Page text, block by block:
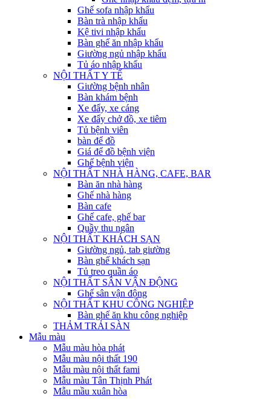
Ghế sofa nhập khẩu
Bàn trà nhập khẩu
Kệ tivi nhập khẩu
Bàn ghế ăn nhập khẩu
Giường ngủ nhập khẩu
Tủ áo nhập khẩu
NỘI THẤT Y TẾ
Giường bệnh nhân
Bàn khám bệnh
Xe đẩy, xe cáng
Xe đẩy chở đồ, xe tiêm
Tủ bệnh viên
bàn để đồ
Giá để đồ bệnh viện
Ghế bệnh viện
NỘI THẤT NHÀ HÀNG, CAFE, BAR
Bàn ăn nhà hàng
Ghế nhà hàng
Bàn cafe
Ghế cafe, ghế bar
Quầy thu ngân
NỘI THẤT KHÁCH SẠN
Giường ngủ, tab giường
Bàn ghế khách sạn
Tủ treo quần áo
NỘI THẤT SÂN VẬN ĐỘNG
Ghế sân vận động
NỘI THẤT KHU CÔNG NGHIỆP
Bàn ghế ăn khu công nghiệp
THẢM TRẢI SÀN
Mẫu màu
Mẫu màu hòa phát
Mẫu màu nội thất 190
Mẫu màu nội thất fami
Mẫu màu Tân Thịnh Phát
Mẫu mầu xuân hòa